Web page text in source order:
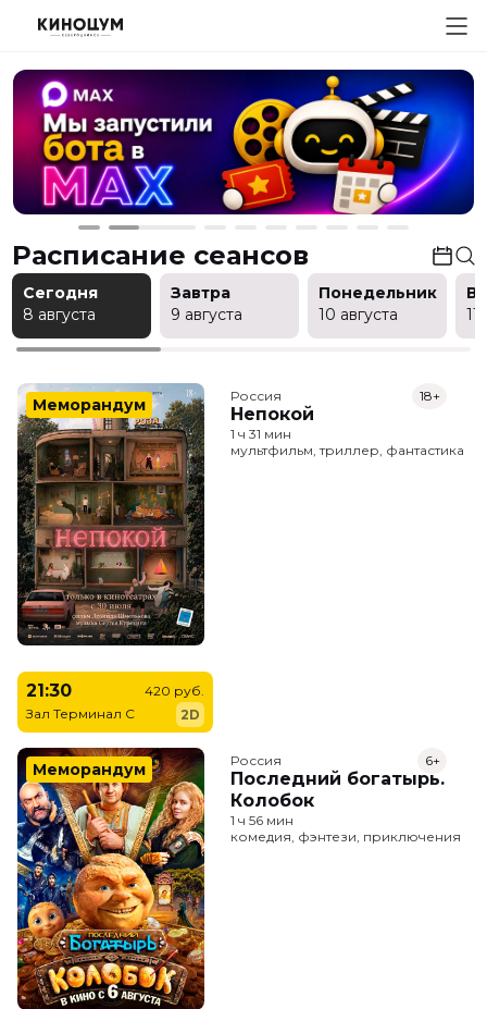
Расписание сеансов
Сегодня
8 августа
Завтра
9 августа
Понедельник
10 августа
11
Меморандум Россия
Непокой
18+
1 ч 31 мин
мультфильм, триллер, фантастика
21:30
Зал Терминал C
420 руб.
2D
Меморандум Россия
Последний богатырь.
Колобок
6+
1 ч 56 мин
комедия, фэнтези, приключения